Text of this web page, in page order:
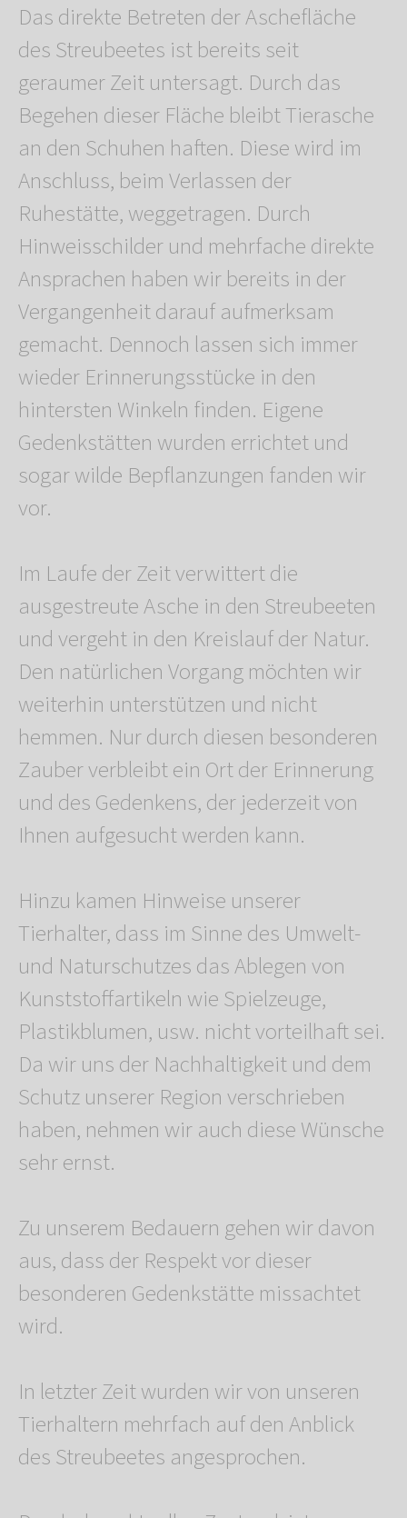
Das direkte Betreten der Aschefläche
des Streubeetes ist bereits seit
geraumer Zeit untersagt. Durch das
Begehen dieser Fläche bleibt Tierasche
an den Schuhen haften. Diese wird im
Anschluss, beim Verlassen der
Ruhestätte, weggetragen. Durch
Hinweisschilder und mehrfache direkte
Ansprachen haben wir bereits in der
Vergangenheit darauf aufmerksam
gemacht. Dennoch lassen sich immer
wieder Erinnerungsstücke in den
hintersten Winkeln finden. Eigene
Gedenkstätten wurden errichtet und
sogar wilde Bepflanzungen fanden wir
vor.
Im Laufe der Zeit verwittert die
ausgestreute Asche in den Streubeeten
und vergeht in den Kreislauf der Natur.
Den natürlichen Vorgang möchten wir
weiterhin unterstützen und nicht
hemmen. Nur durch diesen besonderen
Zauber verbleibt ein Ort der Erinnerung
und des Gedenkens, der jederzeit von
Ihnen aufgesucht werden kann.
Hinzu kamen Hinweise unserer
Tierhalter, dass im Sinne des Umwelt-
und Naturschutzes das Ablegen von
Kunststoffartikeln wie Spielzeuge,
Plastikblumen, usw. nicht vorteilhaft sei.
Da wir uns der Nachhaltigkeit und dem
Schutz unserer Region verschrieben
haben, nehmen wir auch diese Wünsche
sehr ernst.
Zu unserem Bedauern gehen wir davon
aus, dass der Respekt vor dieser
besonderen Gedenkstätte missachtet
wird.
In letzter Zeit wurden wir von unseren
Tierhaltern mehrfach auf den Anblick
des Streubeetes angesprochen.